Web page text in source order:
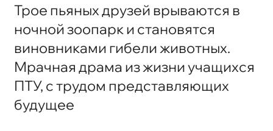
Трое пьяных друзей врываются в
ночной зоопарк и становятся
виновниками гибели животных.
Мрачная драма из жизни учащихся
ПТУ, с трудом представляющих
будущее